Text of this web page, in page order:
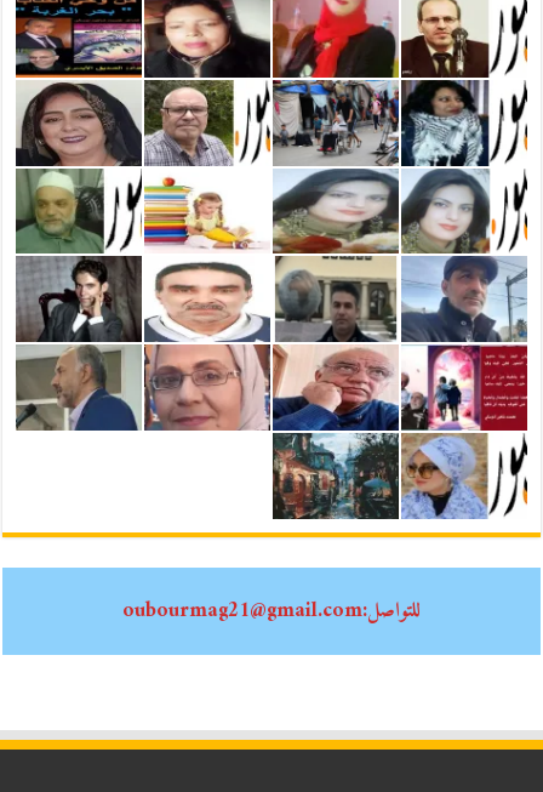
للتواصل:oubourmag21@gmail.com